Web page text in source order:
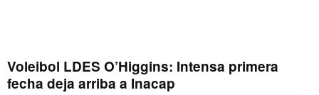
Voleibol LDES O’Higgins: Intensa primera
fecha deja arriba a Inacap